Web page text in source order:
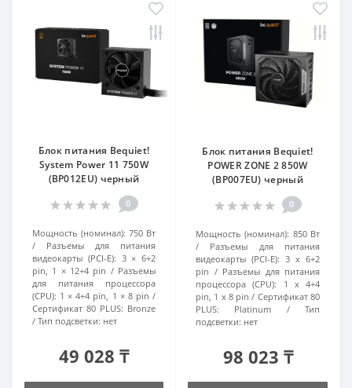
Блок питания Bequiet!
System Power 11 750W
(BP012EU) черный
0
Мощность (номинал): 750 Вт
Разъемы для питания
видеокарты (PCI-E): 3 × 6+2
pin, 1 × 12+4 pin
Разъемы
для питания процессора
(CPU): 1 × 4+4 pin, 1 × 8 pin
Сертификат 80 PLUS: Bronze
Тип подсветки: нет
49 028 ₸
Блок питания Bequiet!
POWER ZONE 2 850W
(BP007EU) черный
0
Мощность (номинал): 850 Вт
Разъемы для питания
видеокарты (PCI-E): 3 x 6+2
pin
Разъемы для питания
процессора (CPU):
1 x 4+4
pin, 1 x 8 pin
Сертификат 80
PLUS:
Platinum
Тип
подсветки: нет
98 023 ₸